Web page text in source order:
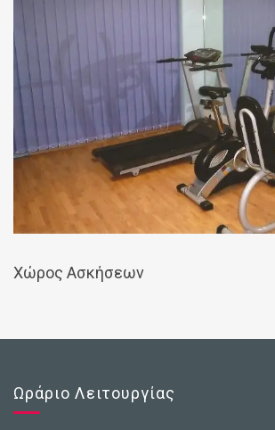
Χώρος Ασκήσεων
Ωράριο Λειτουργίας